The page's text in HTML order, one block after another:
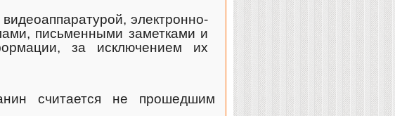
электронно-
письменными заметками и
за исключением их
считается не прошедшим